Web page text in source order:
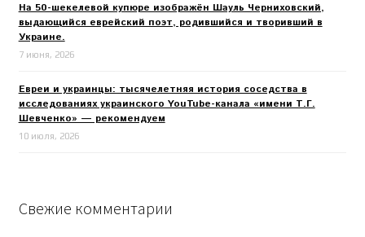
На 50-шекелевой купюре изображён Шауль Черниховский,
выдающийся еврейский поэт, родившийся и творивший в
Украине.
7 июня, 2026
Евреи и украинцы: тысячелетняя история соседства в
исследованиях украинского YouTube-канала «имени Т.Г.
Шевченко» — рекомендуем
10 июля, 2026
Свежие комментарии